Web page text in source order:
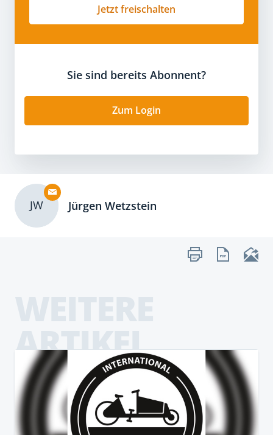
Jetzt freischalten
Sie sind bereits Abonnent?
Zum Login
JW Jürgen Wetzstein
ARTIKEL